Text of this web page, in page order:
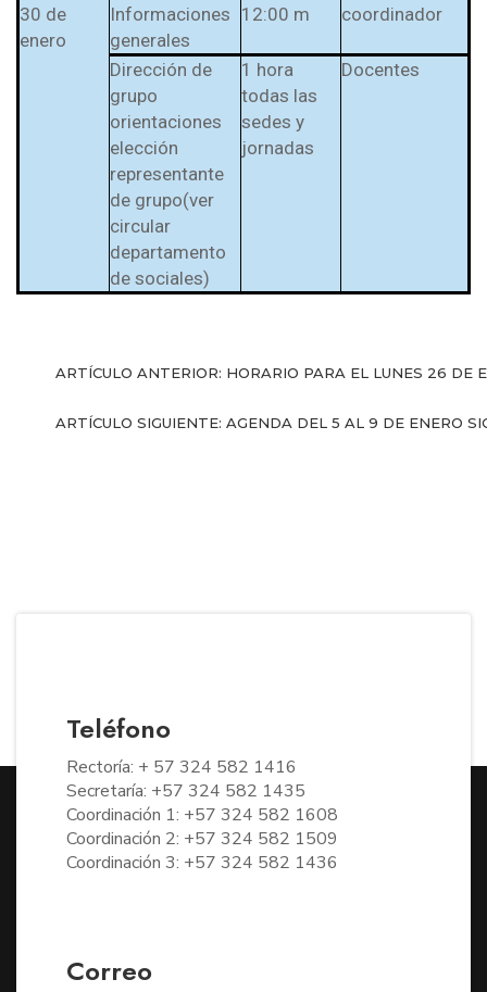
30 de
enero
Informaciones
generales
12:00 m
coordinador
Dirección de
grupo
orientaciones
elección
representante
de grupo(ver
circular
departamento
de sociales)
1 hora
todas las
sedes y
jornadas
Docentes
ARTÍCULO ANTERIOR: HORARIO PARA EL LUNES 26 DE
ARTÍCULO SIGUIENTE: AGENDA DEL 5 AL 9 DE ENERO
Teléfono
Rectoría: + 57 324 582 1416
Secretaría: +57 324 582 1435
Coordinación 1: +57 324 582 1608
Coordinación 2: +57 324 582 1509
Coordinación 3: +57 324 582 1436
Correo